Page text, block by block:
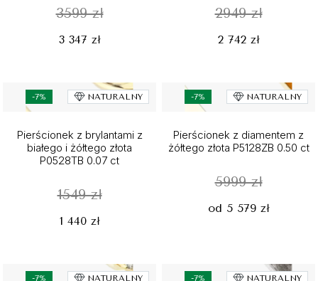
3599 zł
3 347 zł
2949 zł
2 742 zł
-7% NATURALNY
Pierścionek z brylantami z
białego i żółtego złota
P0528TB 0.07 ct
1549 zł
1 440 zł
-7% NATURALNY
Pierścionek z diamentem z
żółtego złota P5128ZB 0.50 ct
5999 zł
od 5 579 zł
-7% NATURALNY -7% NATURALNY